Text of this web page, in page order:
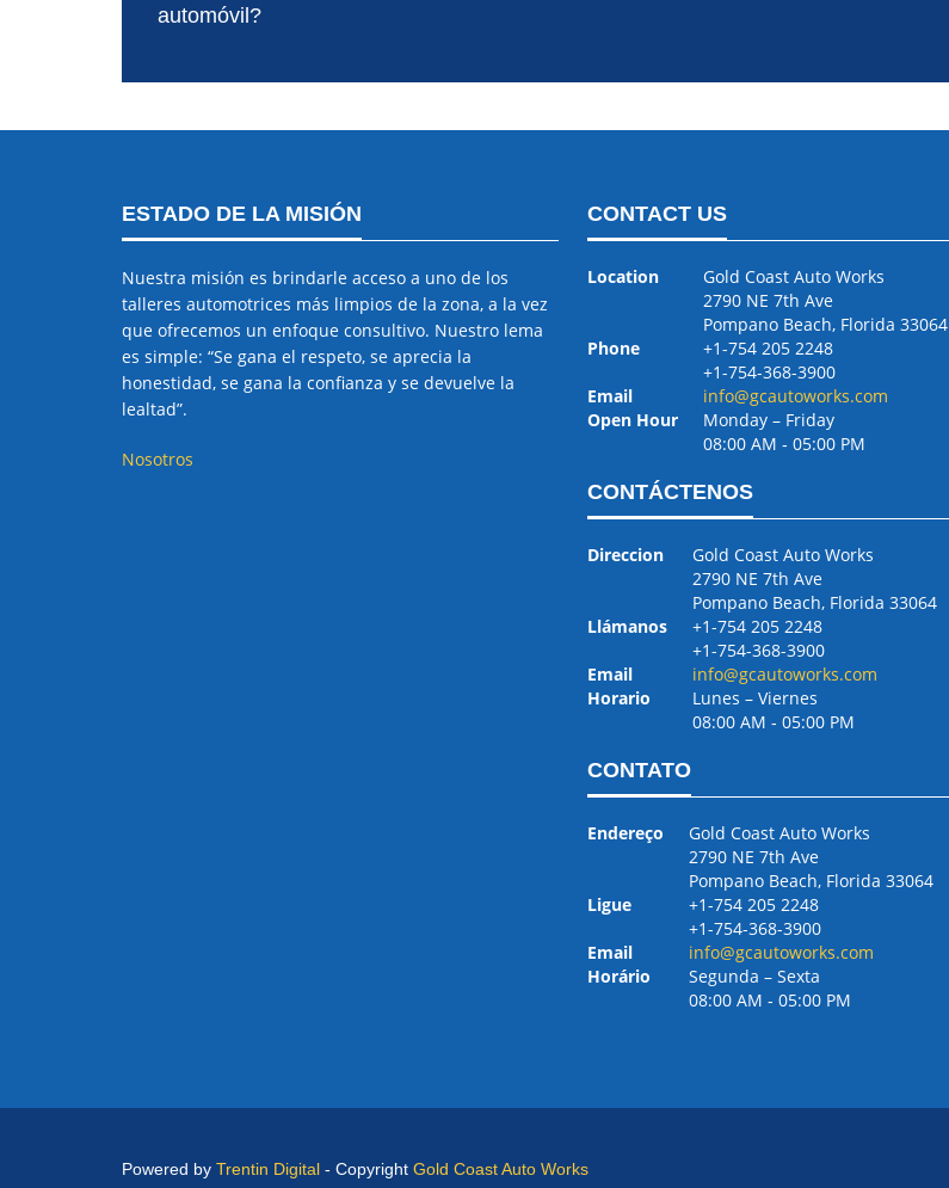
automóvil?
ESTADO DE LA MISIÓN
Nuestra misión es brindarle acceso a uno de los
talleres automotrices más limpios de la zona, a la vez
que ofrecemos un enfoque consultivo. Nuestro lema
es simple: “Se gana el respeto, se aprecia la
honestidad, se gana la confianza y se devuelve la
lealtad”.
Nosotros
CONTACT US
Location
Gold Coast Auto Works
2790 NE 7th Ave
Pompano Beach, Florida 33064
Phone
+1-754 205 2248
+1-754-368-3900
Email
info@gcautoworks.com
Open Hour
Monday – Friday
08:00 AM ‐ 05:00 PM
CONTÁCTENOS
Direccion
Gold Coast Auto Works
2790 NE 7th Ave
Pompano Beach, Florida 33064
Llámanos
+1-754 205 2248
+1-754-368-3900
Email
info@gcautoworks.com
Horario
Lunes – Viernes
08:00 AM ‐ 05:00 PM
CONTATO
Endereço
Gold Coast Auto Works
2790 NE 7th Ave
Pompano Beach, Florida 33064
Ligue
+1-754 205 2248
+1-754-368-3900
Email
info@gcautoworks.com
Horário
Segunda – Sexta
08:00 AM ‐ 05:00 PM
Powered by Trentin Digital - Copyright Gold Coast Auto Works